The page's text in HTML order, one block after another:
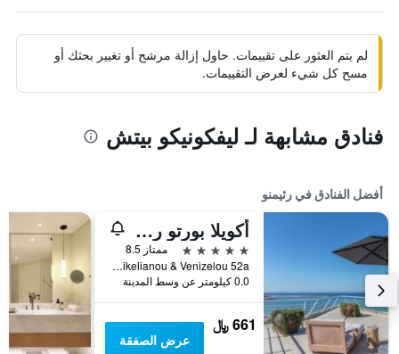
لم يتم العثور على تقييمات. حاول إزالة مرشح أو تغيير بحثك أو
مسح كل شيء لعرض التقييمات.
فنادق مشابهة لـ ليفكونيكو بيتش
أفضل الفنادق في رثيمنو
أكويلا بورتو ريثيمنو
5 نجوم
ممتاز 8.5
Sikelianou & Venizelou 52a, رثيمنو, اليونان
0.0 كيلومتر عن وسط المدينة
661 ﷼
عرض الصفقة